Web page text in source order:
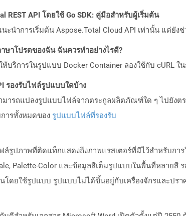
REST API โดยใช้ Go SDK: คู่มือสำหรับผู้เริ่มต้น
ะนำการเริ่มต้น Aspose.Total Cloud API เท่านั้น แต่ยัง
ษาโปรดของฉัน ฉันควรทำอย่างไรดี?
ห้บริการในรูปแบบ Docker Container ลองใช้กับ cURL
รองรับไฟล์รูปแบบใดบ้าง
มารถแปลงรูปแบบไฟล์จากตระกูลผลิตภัณฑ์ใด ๆ ไปยังตร
ารทั้งหมดของ รูปแบบไฟล์ที่รองรับ
ฟล์รูปภาพที่ติดแท็กแสดงถึงภาพแรสเตอร์ที่มีไว้สำหรับ
Palette-Color และข้อมูลสีเต็มรูปแบบในพื้นที่หลาย
โดยใช้รูปแบบ รูปแบบไม่ได้ขึ้นอยู่กับเครื่องจักรและปร